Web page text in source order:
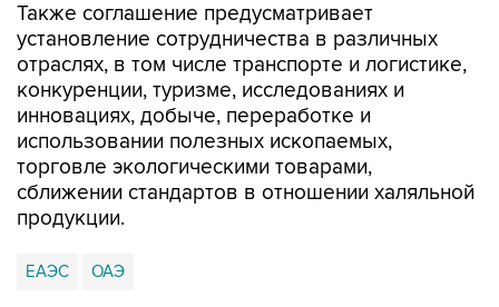
Также соглашение предусматривает
установление сотрудничества в различных
отраслях, в том числе транспорте и логистике,
конкуренции, туризме, исследованиях и
инновациях, добыче, переработке и
использовании полезных ископаемых,
торговле экологическими товарами,
сближении стандартов в отношении халяльной
продукции.
ЕАЭС ОАЭ